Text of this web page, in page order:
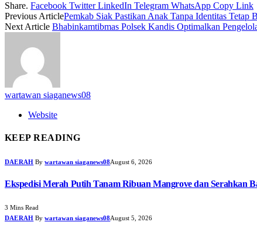
Share. Facebook Twitter LinkedIn Telegram WhatsApp Copy Link
Previous ArticlePemkab Siak Pastikan Anak Tanpa Identitas Tetap
Next Article Bhabinkamtibmas Polsek Kandis Optimalkan
wartawan siaganews08
Website
KEEP READING
DAERAH By wartawan siaganews08August 6, 2026
Ekspedisi Merah Putih Tanam Ribuan Mangrove dan Serahkan
3 Mins Read
DAERAH By wartawan siaganews08August 5, 2026